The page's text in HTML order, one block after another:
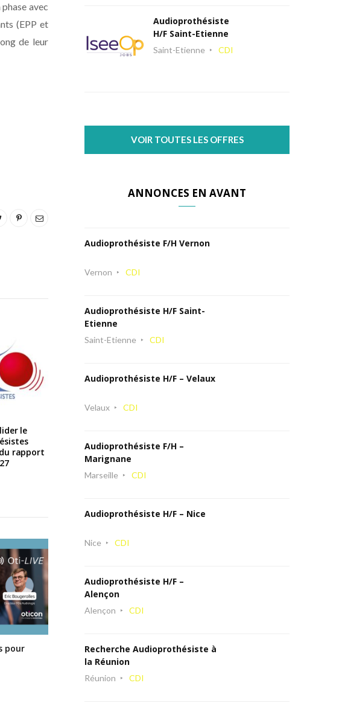
avec
(EPP et
de leur
le
rapport
pour
Audioprothésiste
H/F Saint-Etienne
Saint-Etienne CDI
VOIR TOUTES LES OFFRES
ANNONCES EN AVANT
Audioprothésiste F/H Vernon
Vernon CDI
Audioprothésiste H/F Saint-
Etienne
Saint-Etienne CDI
Audioprothésiste H/F – Velaux
Velaux CDI
Audioprothésiste F/H –
Marignane
Marseille CDI
Audioprothésiste H/F – Nice
Nice CDI
Audioprothésiste H/F –
Alençon
Alençon CDI
Recherche Audioprothésiste à
la Réunion
Réunion CDI